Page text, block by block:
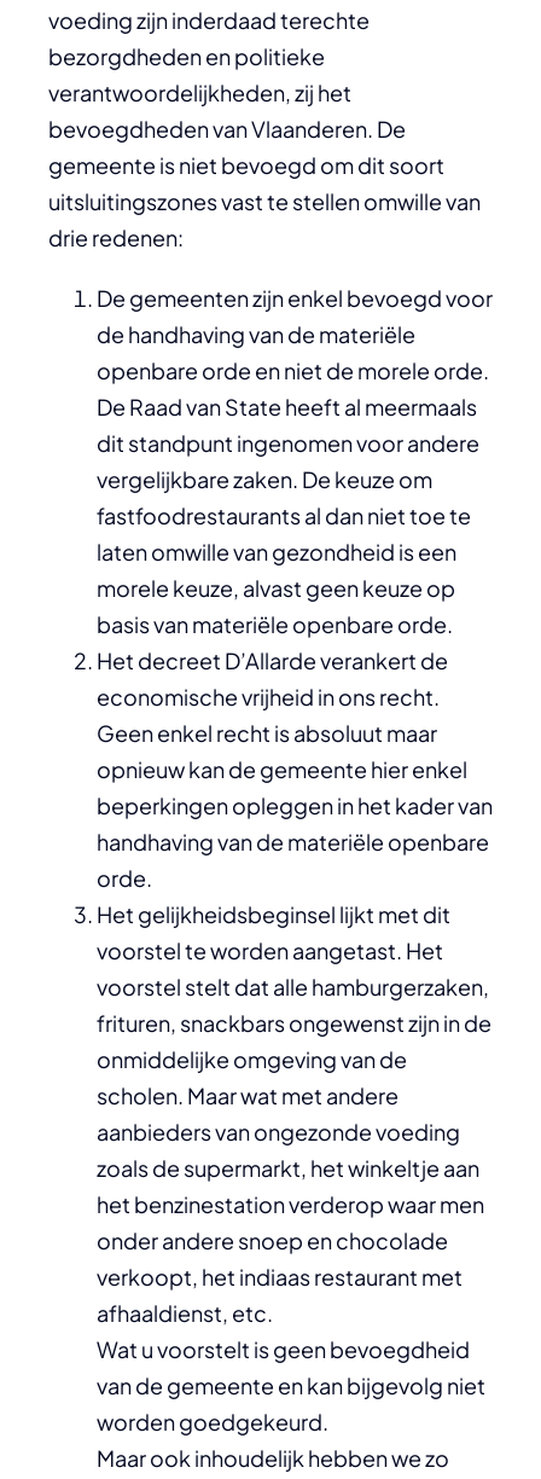
voeding zijn inderdaad terechte
bezorgdheden en politieke
verantwoordelijkheden, zij het
bevoegdheden van Vlaanderen. De
gemeente is niet bevoegd om dit soort
uitsluitingszones vast te stellen omwille van
drie redenen:
De gemeenten zijn enkel bevoegd voor
de handhaving van de materiële
openbare orde en niet de morele orde.
De Raad van State heeft al meermaals
dit standpunt ingenomen voor andere
vergelijkbare zaken. De keuze om
fastfoodrestaurants al dan niet toe te
laten omwille van gezondheid is een
morele keuze, alvast geen keuze op
basis van materiële openbare orde.
Het decreet D’Allarde verankert de
economische vrijheid in ons recht.
Geen enkel recht is absoluut maar
opnieuw kan de gemeente hier enkel
beperkingen opleggen in het kader van
handhaving van de materiële openbare
orde.
Het gelijkheidsbeginsel lijkt met dit
voorstel te worden aangetast. Het
voorstel stelt dat alle hamburgerzaken,
frituren, snackbars ongewenst zijn in de
onmiddelijke omgeving van de
scholen. Maar wat met andere
aanbieders van ongezonde voeding
zoals de supermarkt, het winkeltje aan
het benzinestation verderop waar men
onder andere snoep en chocolade
verkoopt, het indiaas restaurant met
afhaaldienst, etc.
Wat u voorstelt is geen bevoegdheid
van de gemeente en kan bijgevolg niet
worden goedgekeurd.
Maar ook inhoudelijk hebben we zo